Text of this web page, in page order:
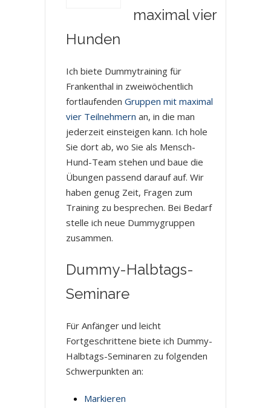
maximal vier
Hunden
Ich biete Dummytraining für
Frankenthal in zweiwöchentlich
fortlaufenden Gruppen mit maximal
vier Teilnehmern an, in die man
jederzeit einsteigen kann. Ich hole
Sie dort ab, wo Sie als Mensch-
Hund-Team stehen und baue die
Übungen passend darauf auf. Wir
haben genug Zeit, Fragen zum
Training zu besprechen. Bei Bedarf
stelle ich neue Dummygruppen
zusammen.
Dummy-Halbtags-
Seminare
Für Anfänger und leicht
Fortgeschrittene biete ich Dummy-
Halbtags-Seminaren zu folgenden
Schwerpunkten an:
Markieren